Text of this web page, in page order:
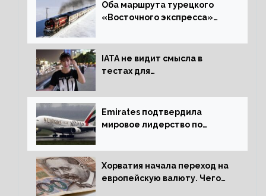
Оба маршрута турецкого
«Восточного экспресса»
IATA не видит смысла в
тестах для
Emirates подтвердила
мировое лидерство по
Хорватия начала переход на
европейскую валюту. Чего